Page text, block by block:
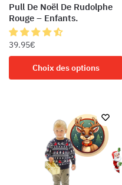
Pull De Noël De Rudolphe
Rouge – Enfants.
39.95€
Choix des options
produit